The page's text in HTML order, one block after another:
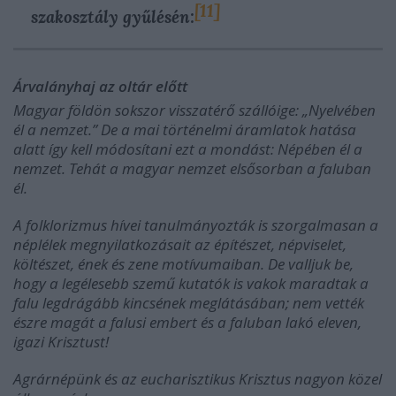
szakosztály gyűlésén:[11]
Árvalányhaj az oltár előtt
Magyar földön sokszor visszatérő szállóige: „Nyelvében
él a nemzet.” De a mai történelmi áramlatok hatása
alatt így kell módosítani ezt a mondást: Népében él a
nemzet. Tehát a magyar nemzet elsősorban a faluban
él.
A folklorizmus hívei tanulmányozták is szorgalmasan a
néplélek megnyilatkozásait az építészet, népviselet,
költészet, ének és zene motívumaiban. De valljuk be,
hogy a legélesebb szemű kutatók is vakok maradtak a
falu legdrágább kincsének meglátásában; nem vették
észre magát a falusi embert és a faluban lakó eleven,
igazi Krisztust!
Agrárnépünk és az eucharisztikus Krisztus nagyon közel